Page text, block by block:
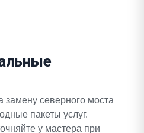
северного моста
пакеты услуг.
у мастера при